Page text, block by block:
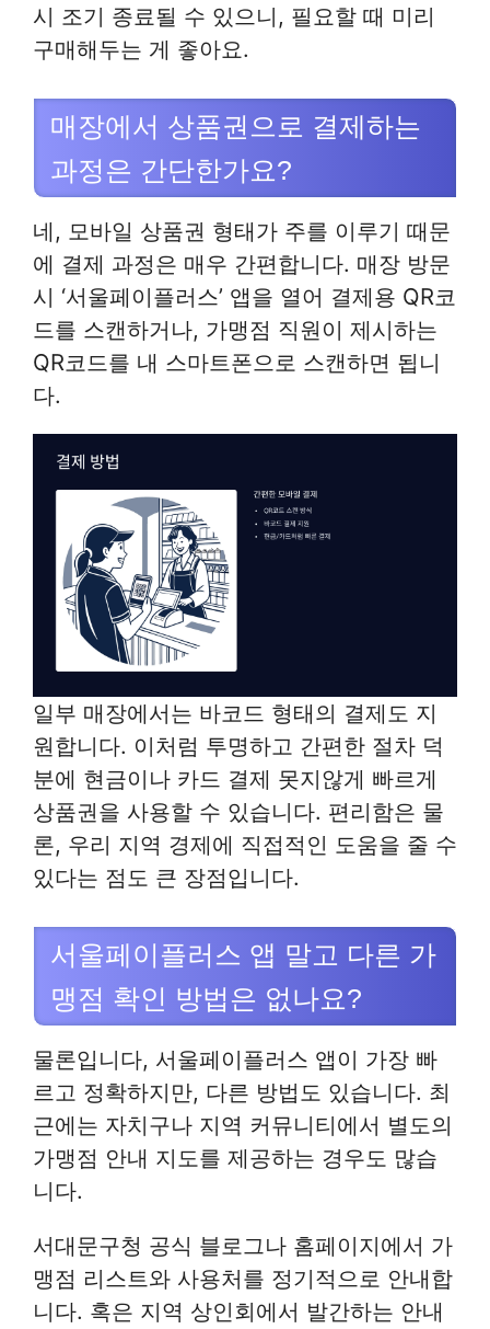
시 조기 종료될 수 있으니, 필요할 때 미리
구매해두는 게 좋아요.
매장에서 상품권으로 결제하는
과정은 간단한가요?
네, 모바일 상품권 형태가 주를 이루기 때문
에 결제 과정은 매우 간편합니다. 매장 방문
시 ‘서울페이플러스’ 앱을 열어 결제용 QR코
드를 스캔하거나, 가맹점 직원이 제시하는
QR코드를 내 스마트폰으로 스캔하면 됩니
다.
일부 매장에서는 바코드 형태의 결제도 지
원합니다. 이처럼 투명하고 간편한 절차 덕
분에 현금이나 카드 결제 못지않게 빠르게
상품권을 사용할 수 있습니다. 편리함은 물
론, 우리 지역 경제에 직접적인 도움을 줄 수
있다는 점도 큰 장점입니다.
서울페이플러스 앱 말고 다른 가
맹점 확인 방법은 없나요?
물론입니다, 서울페이플러스 앱이 가장 빠
르고 정확하지만, 다른 방법도 있습니다. 최
근에는 자치구나 지역 커뮤니티에서 별도의
가맹점 안내 지도를 제공하는 경우도 많습
니다.
서대문구청 공식 블로그나 홈페이지에서 가
맹점 리스트와 사용처를 정기적으로 안내합
니다. 혹은 지역 상인회에서 발간하는 안내